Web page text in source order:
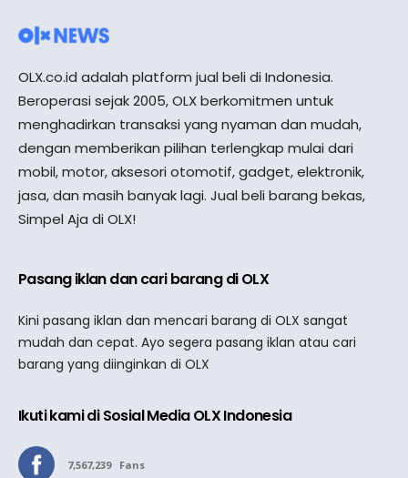
OLX.co.id adalah platform jual beli di Indonesia.
Beroperasi sejak 2005, OLX berkomitmen untuk
menghadirkan transaksi yang nyaman dan mudah,
dengan memberikan pilihan terlengkap mulai dari
mobil, motor, aksesori otomotif, gadget, elektronik,
jasa, dan masih banyak lagi. Jual beli barang bekas,
Simpel Aja di OLX!
Pasang iklan dan cari barang di OLX
Kini pasang iklan dan mencari barang di OLX sangat
mudah dan cepat. Ayo segera pasang iklan atau cari
barang yang diinginkan di OLX
Ikuti kami di Sosial Media OLX Indonesia
7,567,239 Fans